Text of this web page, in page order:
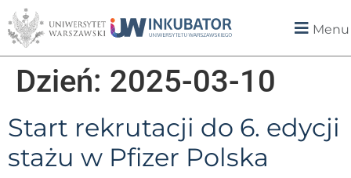
Menu
Dzień: 2025-03-10
Start rekrutacji do 6. edycji
stażu w Pfizer Polska